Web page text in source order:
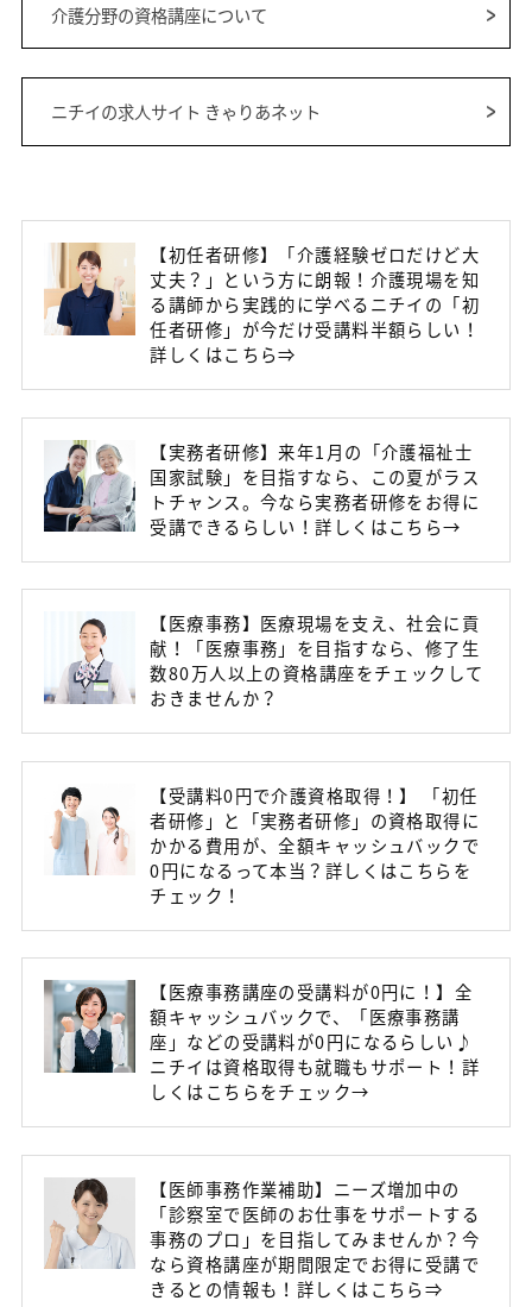
介護分野の資格講座について
ニチイの求人サイト きゃりあネット
【初任者研修】「介護経験ゼロだけど大
丈夫？」という方に朗報！介護現場を知
る講師から実践的に学べるニチイの「初
任者研修」が今だけ受講料半額らしい！
詳しくはこちら⇒
【実務者研修】来年1月の「介護福祉士
国家試験」を目指すなら、この夏がラス
トチャンス。今なら実務者研修をお得に
受講できるらしい！詳しくはこちら→
【医療事務】医療現場を支え、社会に貢
献！「医療事務」を目指すなら、修了生
数80万人以上の資格講座をチェックして
おきませんか？
【受講料0円で介護資格取得！】 「初任
者研修」と「実務者研修」の資格取得に
かかる費用が、全額キャッシュバックで
0円になるって本当？詳しくはこちらを
チェック！
【医療事務講座の受講料が0円に！】全
額キャッシュバックで、「医療事務講
座」などの受講料が0円になるらしい♪
ニチイは資格取得も就職もサポート！詳
しくはこちらをチェック→
【医師事務作業補助】ニーズ増加中の
「診察室で医師のお仕事をサポートする
事務のプロ」を目指してみませんか？今
なら資格講座が期間限定でお得に受講で
きるとの情報も！詳しくはこちら⇒